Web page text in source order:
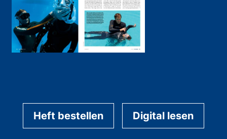
Heft bestellen Digital lesen